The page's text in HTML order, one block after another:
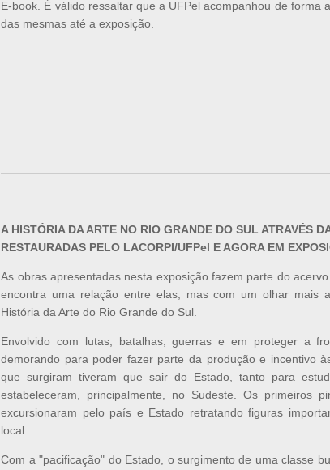
E-book. É válido ressaltar que a UFPel acompanhou de
das mesmas até a exposição.
A HISTÓRIA DA ARTE NO RIO GRANDE DO SUL ATRAVÉS
RESTAURADAS PELO LACORPI/UFPel E AGORA EM
As obras apresentadas nesta exposição fazem parte do
encontra uma relação entre elas, mas com um olhar mais
História da Arte do Rio Grande do Sul.
Envolvido com lutas, batalhas, guerras e em proteger a
demorando para poder fazer parte da produção e incentivo
que surgiram tiveram que sair do Estado, tanto para
estabeleceram, principalmente, no Sudeste. Os primeiros
excursionaram pelo país e Estado retratando figuras
local.
Com a "pacificação" do Estado, o surgimento de uma classe